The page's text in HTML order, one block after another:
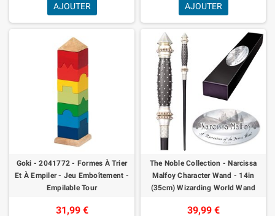
AJOUTER AJOUTER
Goki - 2041772 - Formes À Trier
Et À Empiler - Jeu Emboîtement -
Empilable Tour
31,99 €
The Noble Collection - Narcissa
Malfoy Character Wand - 14in
(35cm) Wizarding World Wand
Set M
39,99 €